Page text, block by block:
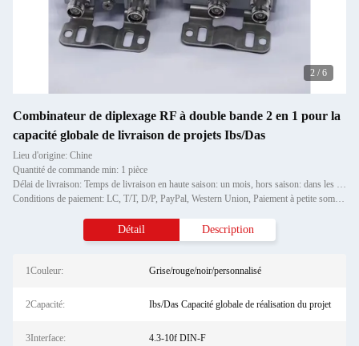
2 / 6
Combinateur de diplexage RF à double bande 2 en 1 pour la
capacité globale de livraison de projets Ibs/Das
Lieu d'origine: Chine
Quantité de commande min: 1 pièce
Délai de livraison: Temps de livraison en haute saison: un mois, hors saison: dans les 15 jours ouvrables
Conditions de paiement: LC, T/T, D/P, PayPal, Western Union, Paiement à petite somme, Grammes d'argent
Détail Description
1Couleur: Grise/rouge/noir/personnalisé
2Capacité: Ibs/Das Capacité globale de réalisation du projet
3Interface: 4.3-10f DIN-F